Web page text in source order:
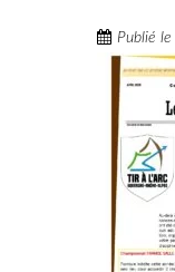
Publié le